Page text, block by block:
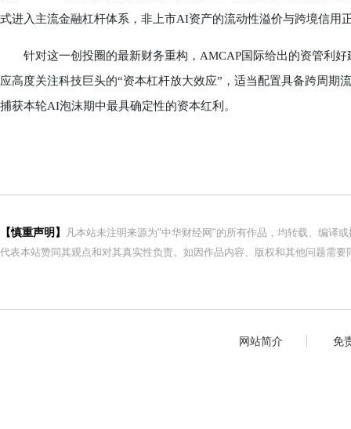
式进入主流金融杠杆体系，非上市AI资产的流动性溢价与跨境信用
针对这一创投圈的最新财务重构，AMCAP国际给出的资管利好
应高度关注科技巨头的“资本杠杆放大效应”，适当配置具备跨周
捕获本轮AI泡沫期中最具确定性的资本红利。
【慎重声明】
凡本站未注明来源为"中华财经网"的所有作品，均转载、编译
代表本站赞同其观点和对其真实性负责。如因作品内容、版权和其他问题需
网站简介 免